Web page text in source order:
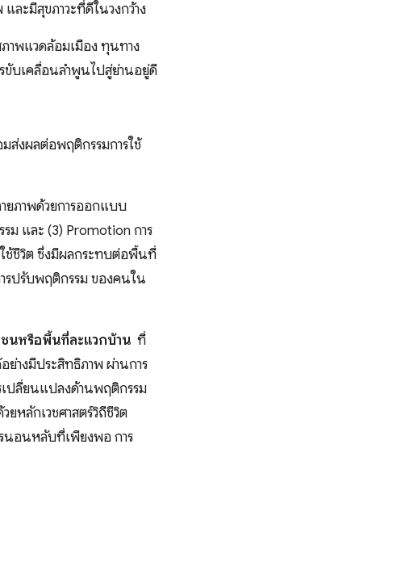
ละมีสุขภาวะที่ดีในวงกว้าง
าพแวดล้อมเมือง ทุนทาง
ขับเคลื่อนลำพูนไปสู่ย่านอยู่ดี
ส่งผลต่อพฤติกรรมการใช้
ยภาพด้วยการออกแบบ
ม และ (3) Promotion การ
ช้ชีวิต ซึ่งมีผลกระทบต่อพื้นที่
รปรับพฤติกรรม ของคนใน
ชนหรือพื้นที่ละแวกบ้าน ที่
ย่างมีประสิทธิภาพ ผ่านการ
เปลี่ยนแปลงด้านพฤติกรรม
หลักเวชศาสตร์วิถีชีวิต
นอนหลับที่เพียงพอ การ